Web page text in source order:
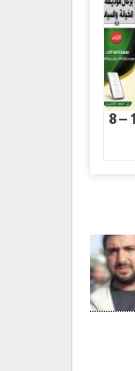
صحيفة الثورة السبت 25 صفر1448 – 8